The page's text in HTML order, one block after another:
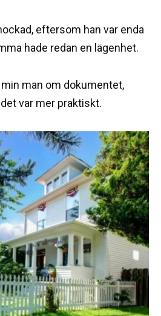
eftersom han var enda
hade redan en lägenhet.
man om dokumentet,
var mer praktiskt.